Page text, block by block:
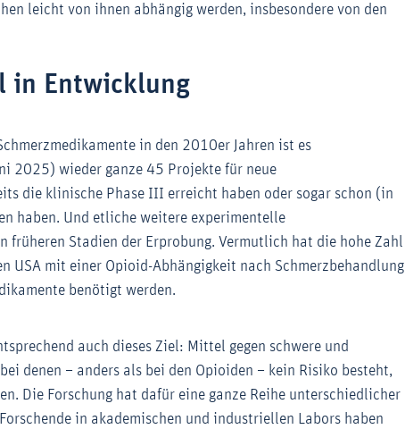
leicht von ihnen abhängig werden, insbesondere von den
in Entwicklung
in den 2010er Jahren ist es
2025) wieder ganze 45 Projekte für neue
die klinische Phase III erreicht haben oder sogar schon (in
haben. Und etliche weitere experimentelle
früheren Stadien der Erprobung. Vermutlich hat die hohe Zahl
USA mit einer Opioid-Abhängigkeit nach Schmerzbehandlung
benötigt werden.
auch dieses Ziel: Mittel gegen schwere und
denen – anders als bei den Opioiden – kein Risiko besteht,
Die Forschung hat dafür eine ganze Reihe unterschiedlicher
in akademischen und industriellen Labors haben